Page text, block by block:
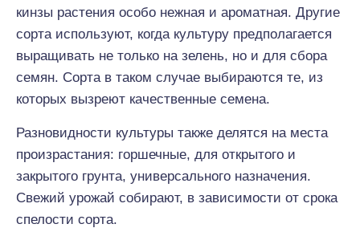
кинзы растения особо нежная и ароматная. Другие
сорта используют, когда культуру предполагается
выращивать не только на зелень, но и для сбора
семян. Сорта в таком случае выбираются те, из
которых вызреют качественные семена.
Разновидности культуры также делятся на места
произрастания: горшечные, для открытого и
закрытого грунта, универсального назначения.
Свежий урожай собирают, в зависимости от срока
спелости сорта.